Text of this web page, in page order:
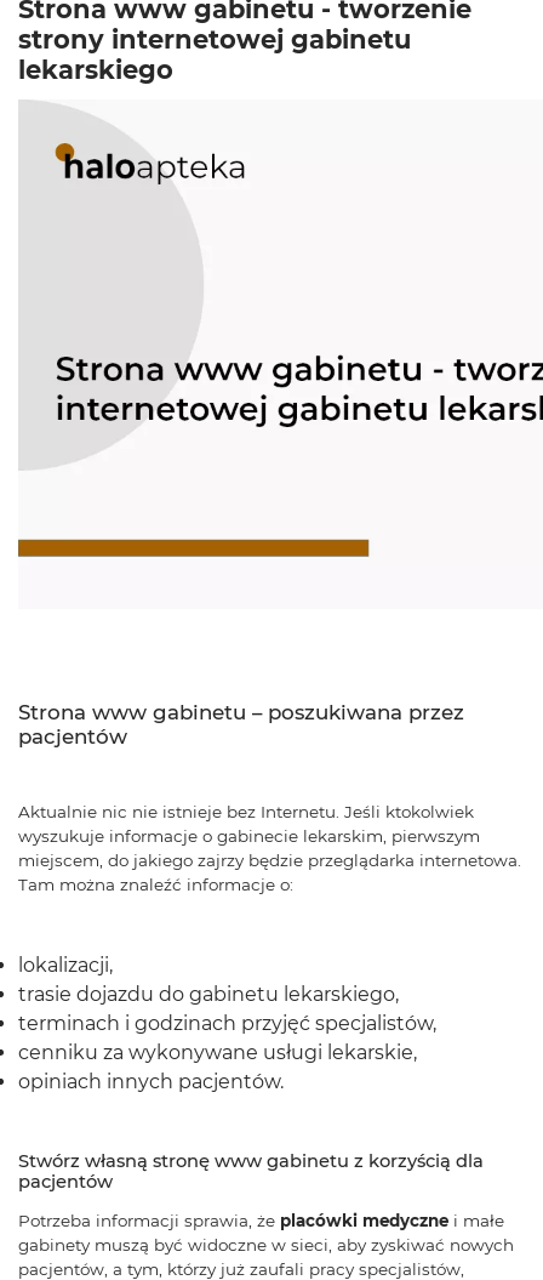
Strona www gabinetu - tworzenie
strony internetowej gabinetu
lekarskiego
Strona www gabinetu – poszukiwana przez
pacjentów
Aktualnie nic nie istnieje bez Internetu. Jeśli ktokolwiek
wyszukuje informacje o gabinecie lekarskim, pierwszym
miejscem, do jakiego zajrzy będzie przeglądarka internetowa.
Tam można znaleźć informacje o:
lokalizacji,
trasie dojazdu do gabinetu lekarskiego,
terminach i godzinach przyjęć specjalistów,
cenniku za wykonywane usługi lekarskie,
opiniach innych pacjentów.
Stwórz własną stronę www gabinetu z korzyścią dla
pacjentów
Potrzeba informacji sprawia, że placówki medyczne i małe
gabinety muszą być widoczne w sieci, aby zyskiwać nowych
pacjentów, a tym, którzy już zaufali pracy specjalistów,